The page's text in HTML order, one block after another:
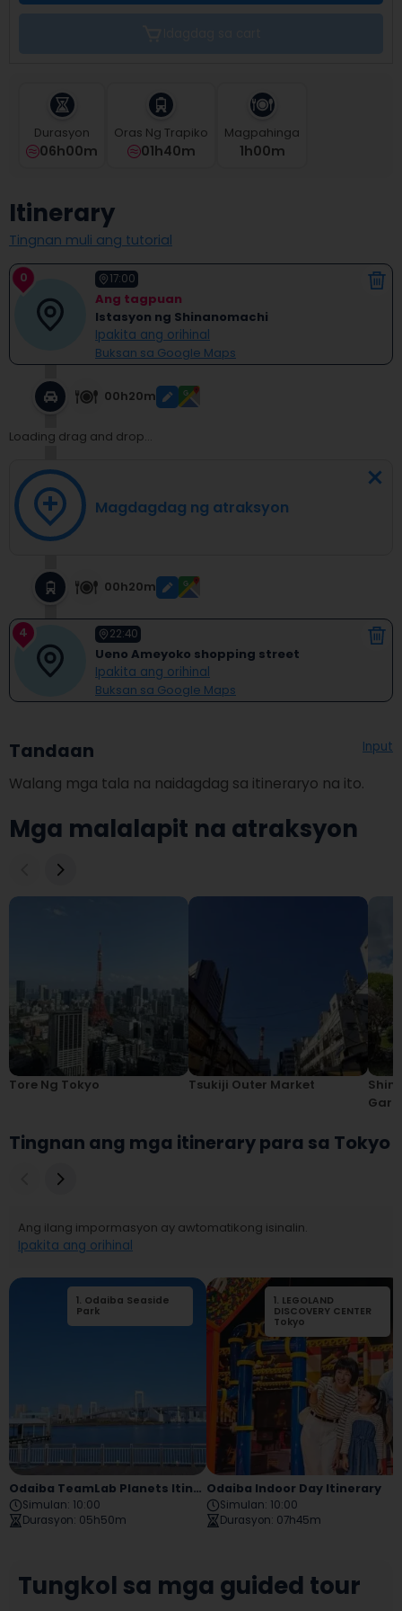
the
date.
Press
the
question
to
get
the
keyboard
shortcuts
for
changing
dates.
Durasyon
06h00m
Oras Ng Trapiko
01h40m
Magpahinga
1H00M
Itinerary
Tingnan muli ang tutorial
0 17:00
Ang tagpuan
Istasyon ng Shinanomachi
Ipakita ang orihinal
Buksan sa Google Maps
00h20m
Loading drag and drop...
Magdagdag ng atraksyon
00h20m
4 22:40
Ueno Ameyoko shopping street
Ipakita ang orihinal
Buksan sa Google Maps
Tandaan Input
Walang mga tala na naidagdag sa itineraryo na ito.
Mga malalapit na atraksyon
Tore Ng Tokyo Tsukiji Outer Market
Tingnan ang mga itinerary para sa Tokyo
Ang ilang impormasyon ay awtomatikong isinalin.
Ipakita ang orihinal
1. Odaiba Seaside
Park
2 Madame
Tussauds Tokyo
Odaiba TeamLab Planets Itinerary
Simulan: 10:00
Durasyon: 05h50m
1. LEGOLAND
DISCOVERY CENTER
Tokyo
Odaiba Indoor Day Itinerary
Simulan: 10:00
Durasyon: 07h45m
Tungkol sa mga guided tour